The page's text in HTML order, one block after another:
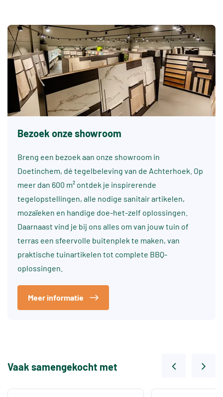
Bezoek onze showroom
Breng een bezoek aan onze showroom in
Doetinchem, dé tegelbeleving van de Achterhoek. Op
meer dan 600 m² ontdek je inspirerende
tegelopstellingen, alle nodige sanitair artikelen,
mozaïeken en handige doe-het-zelf oplossingen.
Daarnaast vind je bij ons alles om van jouw tuin of
terras een sfeervolle buitenplek te maken, van
praktische tuinartikelen tot complete BBQ-
oplossingen.
Meer informatie
Vaak samengekocht met